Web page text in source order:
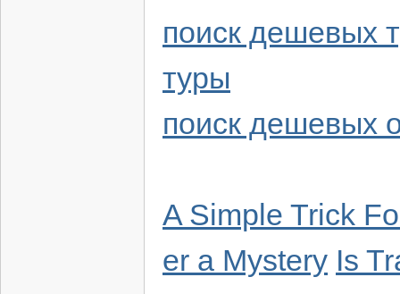
поиск дешевых
туры
поиск дешевых
A Simple Trick
er a Mystery Is